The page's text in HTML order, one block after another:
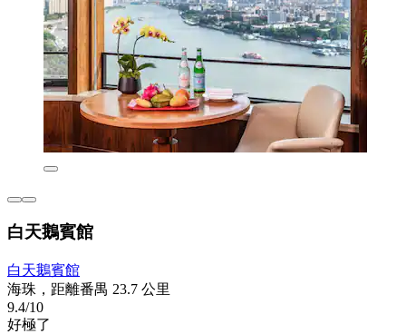
白天鵝賓館
白天鵝賓館
海珠，距離番禺 23.7 公里
9.4/10
好極了